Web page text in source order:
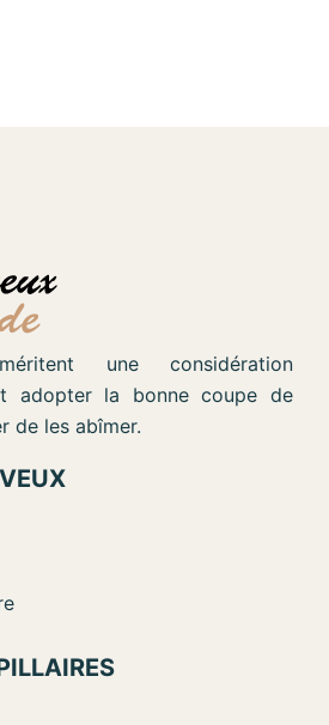
une considération
adopter la bonne coupe de
de les abîmer.